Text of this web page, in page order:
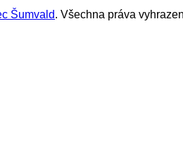
Šumvald. Všechna práva